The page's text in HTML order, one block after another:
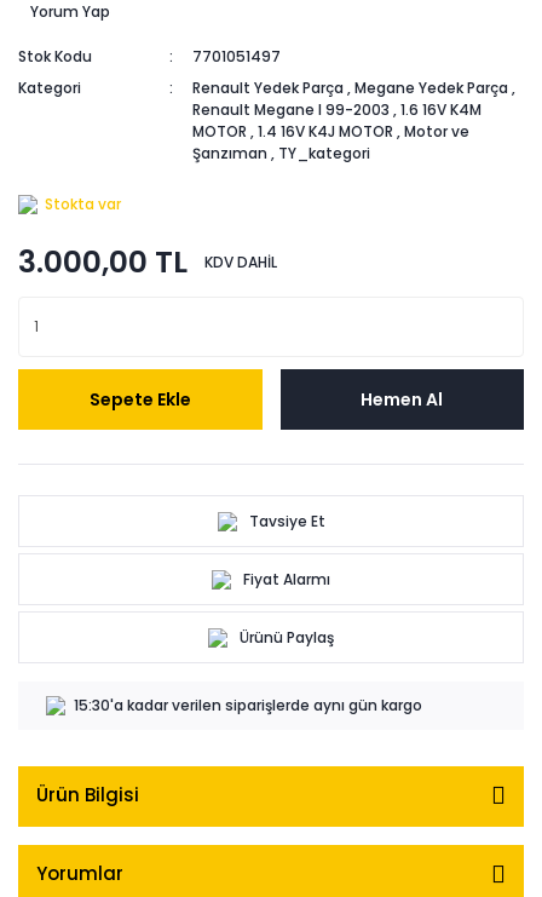
Yorum Yap
Stok Kodu
7701051497
Kategori
Renault Yedek Parça ,Megane Yedek Parça ,
Renault Megane I 99-2003 ,1.6 16V K4M
MOTOR ,1.4 16V K4J MOTOR ,Motor ve
Şanzıman , TY_kategori
Stokta var
3.000,00 TL KDV DAHİL
Sepete Ekle Hemen Al
Tavsiye Et
Fiyat Alarmı
Ürünü Paylaş
15:30'a kadar verilen siparişlerde aynı gün kargo
Ürün Bilgisi
Yorumlar